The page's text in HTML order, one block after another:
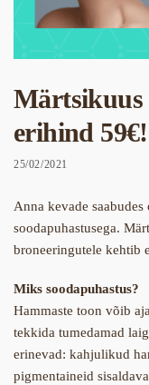
Märtsikuus
erihind 59€!
25/02/2021
Anna kevade
soodapuhastusega.
broneeringutele kehtib
Miks soodapuhastus?
Hammaste toon võib
tekkida tumedamad
erinevad: kahjulikud
pigmentaineid